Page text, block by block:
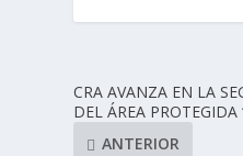
CRA AVANZA EN LA
DEL ÁREA PROTEGIDA
ANTERIOR